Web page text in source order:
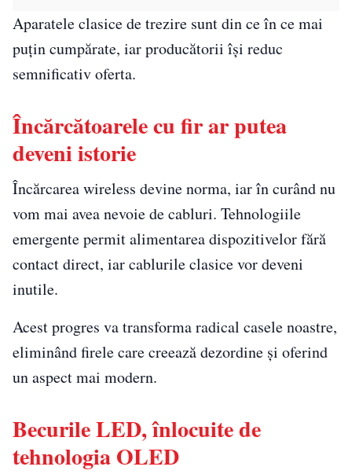
Aparatele clasice de trezire sunt din ce în ce mai
puțin cumpărate, iar producătorii își reduc
semnificativ oferta.
Încărcătoarele cu fir ar putea
deveni istorie
Încărcarea wireless devine norma, iar în curând nu
vom mai avea nevoie de cabluri. Tehnologiile
emergente permit alimentarea dispozitivelor fără
contact direct, iar cablurile clasice vor deveni
inutile.
Acest progres va transforma radical casele noastre,
eliminând firele care creează dezordine și oferind
un aspect mai modern.
Becurile LED, înlocuite de
tehnologia OLED